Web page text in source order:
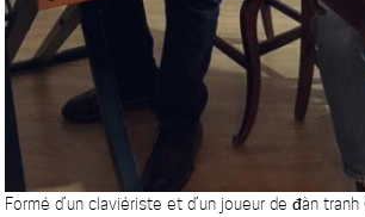
Formé d’un claviériste et d’un joueur de đàn